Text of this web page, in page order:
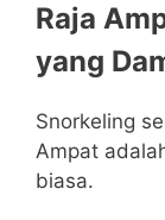
Raja
yang
Snorkeling
Ampat
biasa.